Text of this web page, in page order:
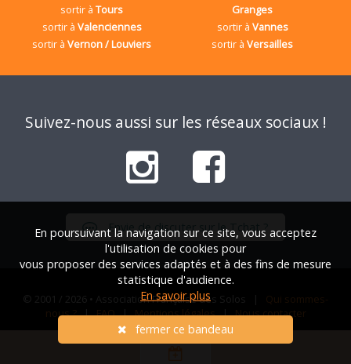
sortir àTours
Granges
sortir à Valenciennes sortir à Vannes
sortir àVernon / Louviers sortir àVersailles
Suivez-nous aussi sur les réseaux sociaux !
Envie de discuter sur le Tchat ?
© 2001 / 2026 • Association Française des Solos | Qui sommes-
nous ?|FAQ|Mentions légales|Nous contacter
En poursuivant la navigation sur ce site, vous acceptez
l'utilisation de cookies pour
vous proposer des services adaptés et à des fins de mesure
statistique d'audience.
En savoir plus
fermer ce bandeau